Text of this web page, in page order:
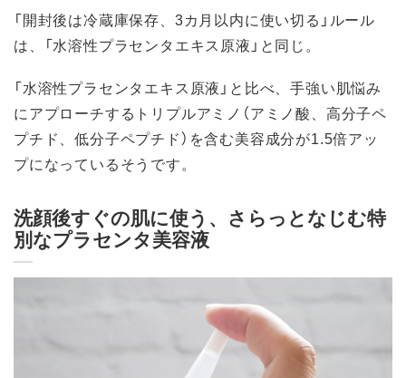
「開封後は冷蔵庫保存、3カ月以内に使い切る」ルール
は、「水溶性プラセンタエキス原液」と同じ。
「水溶性プラセンタエキス原液」と比べ、手強い肌悩み
にアプローチするトリプルアミノ（アミノ酸、高分子ペ
プチド、低分子ペプチド）を含む美容成分が1.5倍アッ
プになっているそうです。
洗顔後すぐの肌に使う、さらっとなじむ特
別なプラセンタ美容液